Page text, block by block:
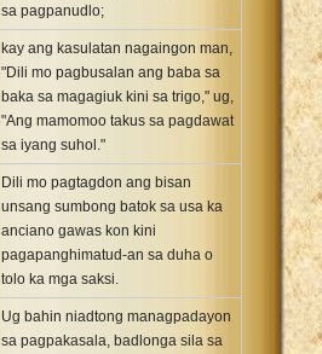
sa pagpanudlo;
kay ang kasulatan nagaingon man,
"Dili mo pagbusalan ang baba sa
baka sa magagiuk kini sa trigo," ug,
"Ang mamomoo takus sa pagdawat
sa iyang suhol."
Dili mo pagtagdon ang bisan
unsang sumbong batok sa usa ka
anciano gawas kon kini
pagapanghimatud-an sa duha o
tolo ka mga saksi.
Ug bahin niadtong managpadayon
sa pagpakasala, badlonga sila sa